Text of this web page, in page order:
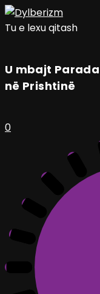
Tu e lexu qitash
U mbajt
në Prishtinë
0